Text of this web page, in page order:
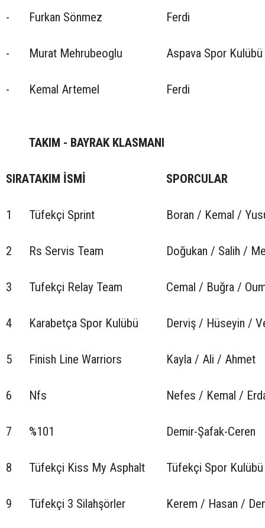
- Furkan Sönmez Ferdi
- Murat Mehrubeoglu Aspava Spor Kulübü
- Kemal Artemel Ferdi
TAKIM - BAYRAK KLASMANI
SIRATAKIM İSMİ SPORCULAR
1 Tüfekçi Sprint Boran / Kemal /
2 Rs Servis Team Doğukan / Salih /
3 Tufekçi Relay Team Cemal / Buğra /
4 Karabetça Spor Kulübü Derviş / Hüseyin /
5 Finish Line Warriors Kayla / Ali / Ahmet
6 Nfs Nefes / Kemal /
7 %101 Demir-Şafak-Ceren
8 Tüfekçi Kiss My Asphalt Tüfekçi Spor Kulübü
9 Tüfekçi 3 Silahşörler Kerem / Hasan /